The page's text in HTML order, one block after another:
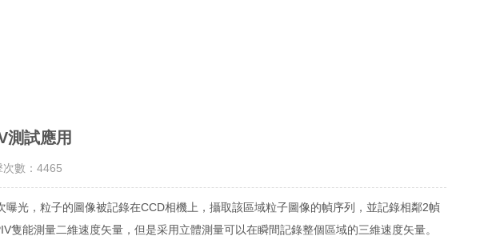
測試應用
數：4465
光，粒子的圖像被記錄在CCD相機上，攝取該區域粒子圖像的幀序列，並記錄相鄰2幀
能測量二維速度矢量，但是采用立體測量可以在瞬間記錄整個區域的三維速度矢量。